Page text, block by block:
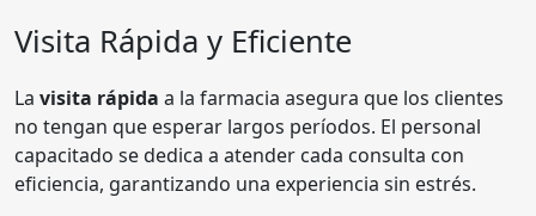
Visita Rápida y Eficiente
La visita rápida a la farmacia asegura que los clientes
no tengan que esperar largos períodos. El personal
capacitado se dedica a atender cada consulta con
eficiencia, garantizando una experiencia sin estrés.